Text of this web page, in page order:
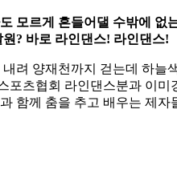
모르게 흔들어댈 수밖에
? 바로 라인댄스! 라인댄스!
려 양재천까지 걷는데 하
츠협회 라인댄스분과 이
함께 춤을 추고 배우는 제